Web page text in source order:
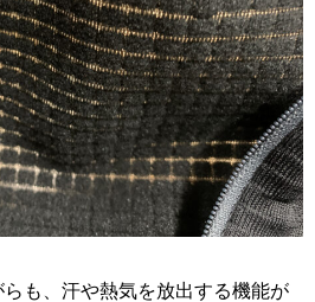
も、汗や熱気を放出する機能が